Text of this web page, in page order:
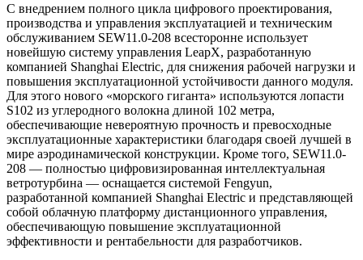
С внедрением полного цикла цифрового проектирования,
производства и управления эксплуатацией и техническим
обслуживанием SEW11.0-208 всесторонне использует
новейшую систему управления LeapX, разработанную
компанией Shanghai Electric, для снижения рабочей нагрузки и
повышения эксплуатационной устойчивости данного модуля.
Для этого нового «морского гиганта» используются лопасти
S102 из углеродного волокна длиной 102 метра,
обеспечивающие невероятную прочность и превосходные
эксплуатационные характеристики благодаря своей лучшей в
мире аэродинамической конструкции. Кроме того, SEW11.0-
208 — полностью цифровизированная интеллектуальная
ветротурбина — оснащается системой Fengyun,
разработанной компанией Shanghai Electric и представляющей
собой облачную платформу дистанционного управления,
обеспечивающую повышение эксплуатационной
эффективности и рентабельности для разработчиков.